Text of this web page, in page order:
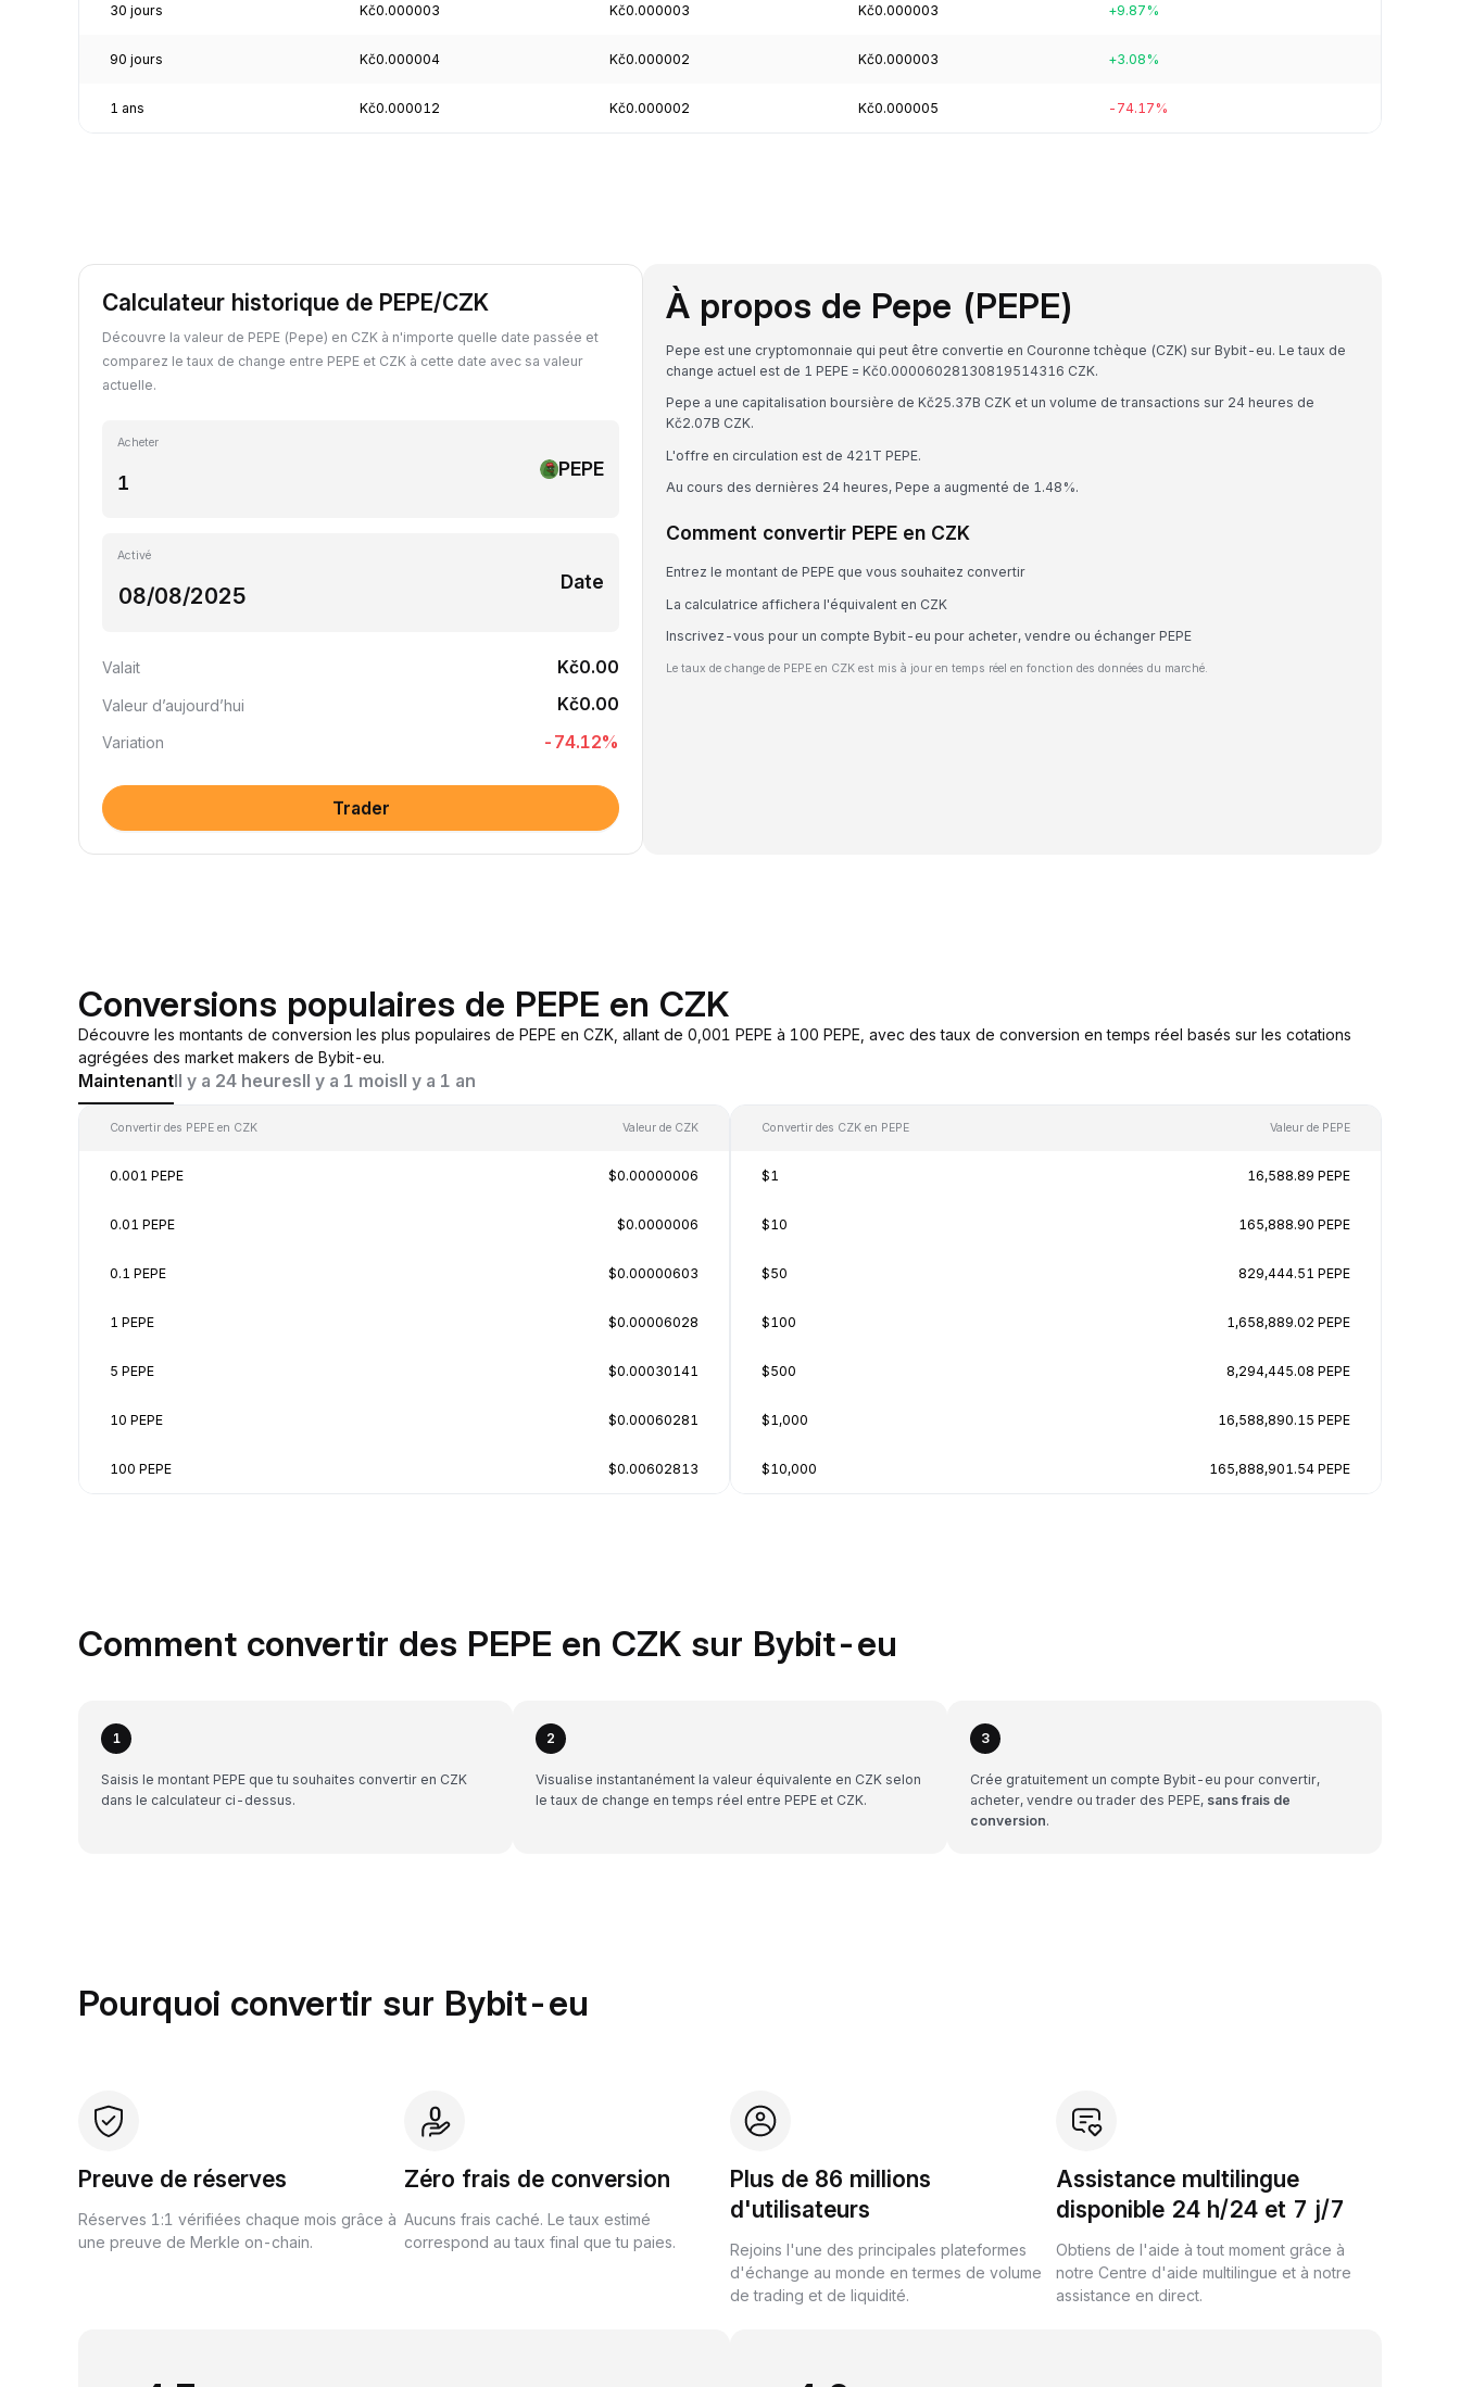
30 jours Kč0.000003 Kč0.000003 Kč0.000003 +9.87%
90 jours Kč0.000004 Kč0.000002 Kč0.000003 +3.08%
1 ans Kč0.000012 Kč0.000002 Kč0.000005 -74.17%
Calculateur historique de PEPE/CZK
Découvre la valeur de PEPE (Pepe) en CZK à n'importe quelle date passée et
comparez le taux de change entre PEPE et CZK à cette date avec sa valeur
actuelle.
Acheter
PEPE
Activé
Date
Valait Kč0.00
Valeur d’aujourd’hui Kč0.00
Variation -74.12%
Trader
À propos de Pepe (PEPE)
Pepe est une cryptomonnaie qui peut être convertie en Couronne tchèque (CZK) sur Bybit-eu. Le taux de
change actuel est de 1 PEPE = Kč0.00006028130819514316 CZK.
Pepe a une capitalisation boursière de Kč25.37B CZK et un volume de transactions sur 24 heures de
Kč2.07B CZK.
L'offre en circulation est de 421T PEPE.
Au cours des dernières 24 heures, Pepe a augmenté de 1.48%.
Comment convertir PEPE en CZK
Entrez le montant de PEPE que vous souhaitez convertir
La calculatrice affichera l'équivalent en CZK
Inscrivez-vous pour un compte Bybit-eu pour acheter, vendre ou échanger PEPE
Le taux de change de PEPE en CZK est mis à jour en temps réel en fonction des données du marché.
Conversions populaires de PEPE en CZK
Découvre les montants de conversion les plus populaires de PEPE en CZK, allant de 0,001 PEPE à 100 PEPE, avec des taux de conversion en temps réel basés sur les cotations
agrégées des market makers de Bybit-eu.
MaintenantIl y a 24 heuresIl y a 1 moisIl y a 1 an
Convertir des PEPE en CZK Valeur de CZK
0.001 PEPE $0.00000006
0.01 PEPE $0.0000006
0.1 PEPE $0.00000603
1 PEPE $0.00006028
5 PEPE $0.00030141
10 PEPE $0.00060281
100 PEPE $0.00602813
Convertir des CZK en PEPE Valeur de PEPE
$1 16,588.89 PEPE
$10 165,888.90 PEPE
$50 829,444.51 PEPE
$100 1,658,889.02 PEPE
$500 8,294,445.08 PEPE
$1,000 16,588,890.15 PEPE
$10,000 165,888,901.54 PEPE
Comment convertir des PEPE en CZK sur Bybit-eu
1
Saisis le montant PEPE que tu souhaites convertir en CZK
dans le calculateur ci-dessus.
2
Visualise instantanément la valeur équivalente en CZK selon
le taux de change en temps réel entre PEPE et CZK.
3
Crée gratuitement un compte Bybit-eu pour convertir,
acheter, vendre ou trader des PEPE, sans frais de
conversion.
Pourquoi convertir sur Bybit-eu
Preuve de réserves
Réserves 1:1 vérifiées chaque mois grâce à
une preuve de Merkle on-chain.
Zéro frais de conversion
Aucuns frais caché. Le taux estimé
correspond au taux final que tu paies.
Plus de 86 millions
d'utilisateurs
Rejoins l'une des principales plateformes
d'échange au monde en termes de volume
de trading et de liquidité.
Assistance multilingue
disponible 24 h/24 et 7 j/7
Obtiens de l'aide à tout moment grâce à
notre Centre d'aide multilingue et à notre
assistance en direct.